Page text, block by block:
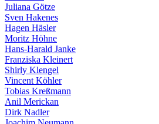
Juliana Götze
Sven Hakenes
Hagen Häsler
Moritz Höhne
Hans-Harald Janke
Franziska Kleinert
Shirly Klengel
Vincent Köhler
Tobias Kreßmann
Anil Merickan
Dirk Nadler